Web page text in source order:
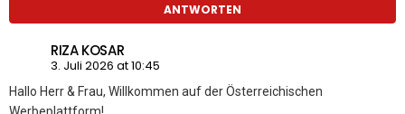
ANTWORTEN
RIZA KOSAR
3. Juli 2026 at 10:45
Hallo Herr & Frau, Willkommen auf der Österreichischen